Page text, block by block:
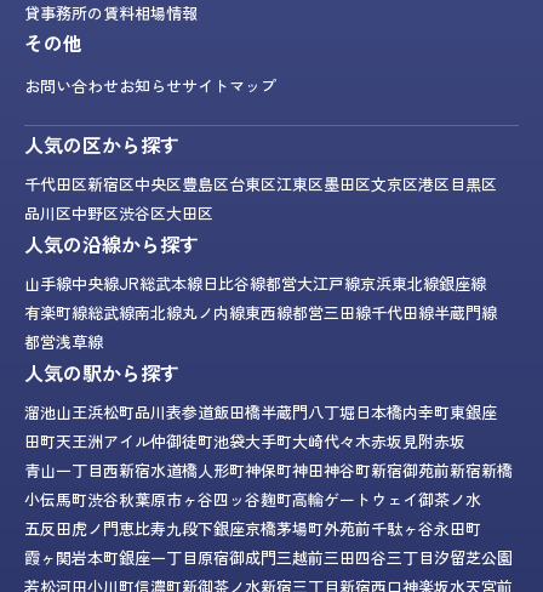
貸事務所の賃料相場情報
その他
お問い合わせお知らせサイトマップ
人気の区から探す
千代田区新宿区中央区豊島区台東区江東区墨田区文京区港区目黒区
品川区中野区渋谷区大田区
人気の沿線から探す
山手線中央線JR総武本線日比谷線都営大江戸線京浜東北線銀座線
有楽町線総武線南北線丸ノ内線東西線都営三田線千代田線半蔵門線
都営浅草線
人気の駅から探す
溜池山王浜松町品川表参道飯田橋半蔵門八丁堀日本橋内幸町東銀座
田町天王洲アイル仲御徒町池袋大手町大崎代々木赤坂見附赤坂
青山一丁目西新宿水道橋人形町神保町神田神谷町新宿御苑前新宿新橋
小伝馬町渋谷秋葉原市ヶ谷四ッ谷麹町高輪ゲートウェイ御茶ノ水
五反田虎ノ門恵比寿九段下銀座京橋茅場町外苑前千駄ヶ谷永田町
霞ヶ関岩本町銀座一丁目原宿御成門三越前三田四谷三丁目汐留芝公園
若松河田小川町信濃町新御茶ノ水新宿三丁目新宿西口神楽坂水天宮前